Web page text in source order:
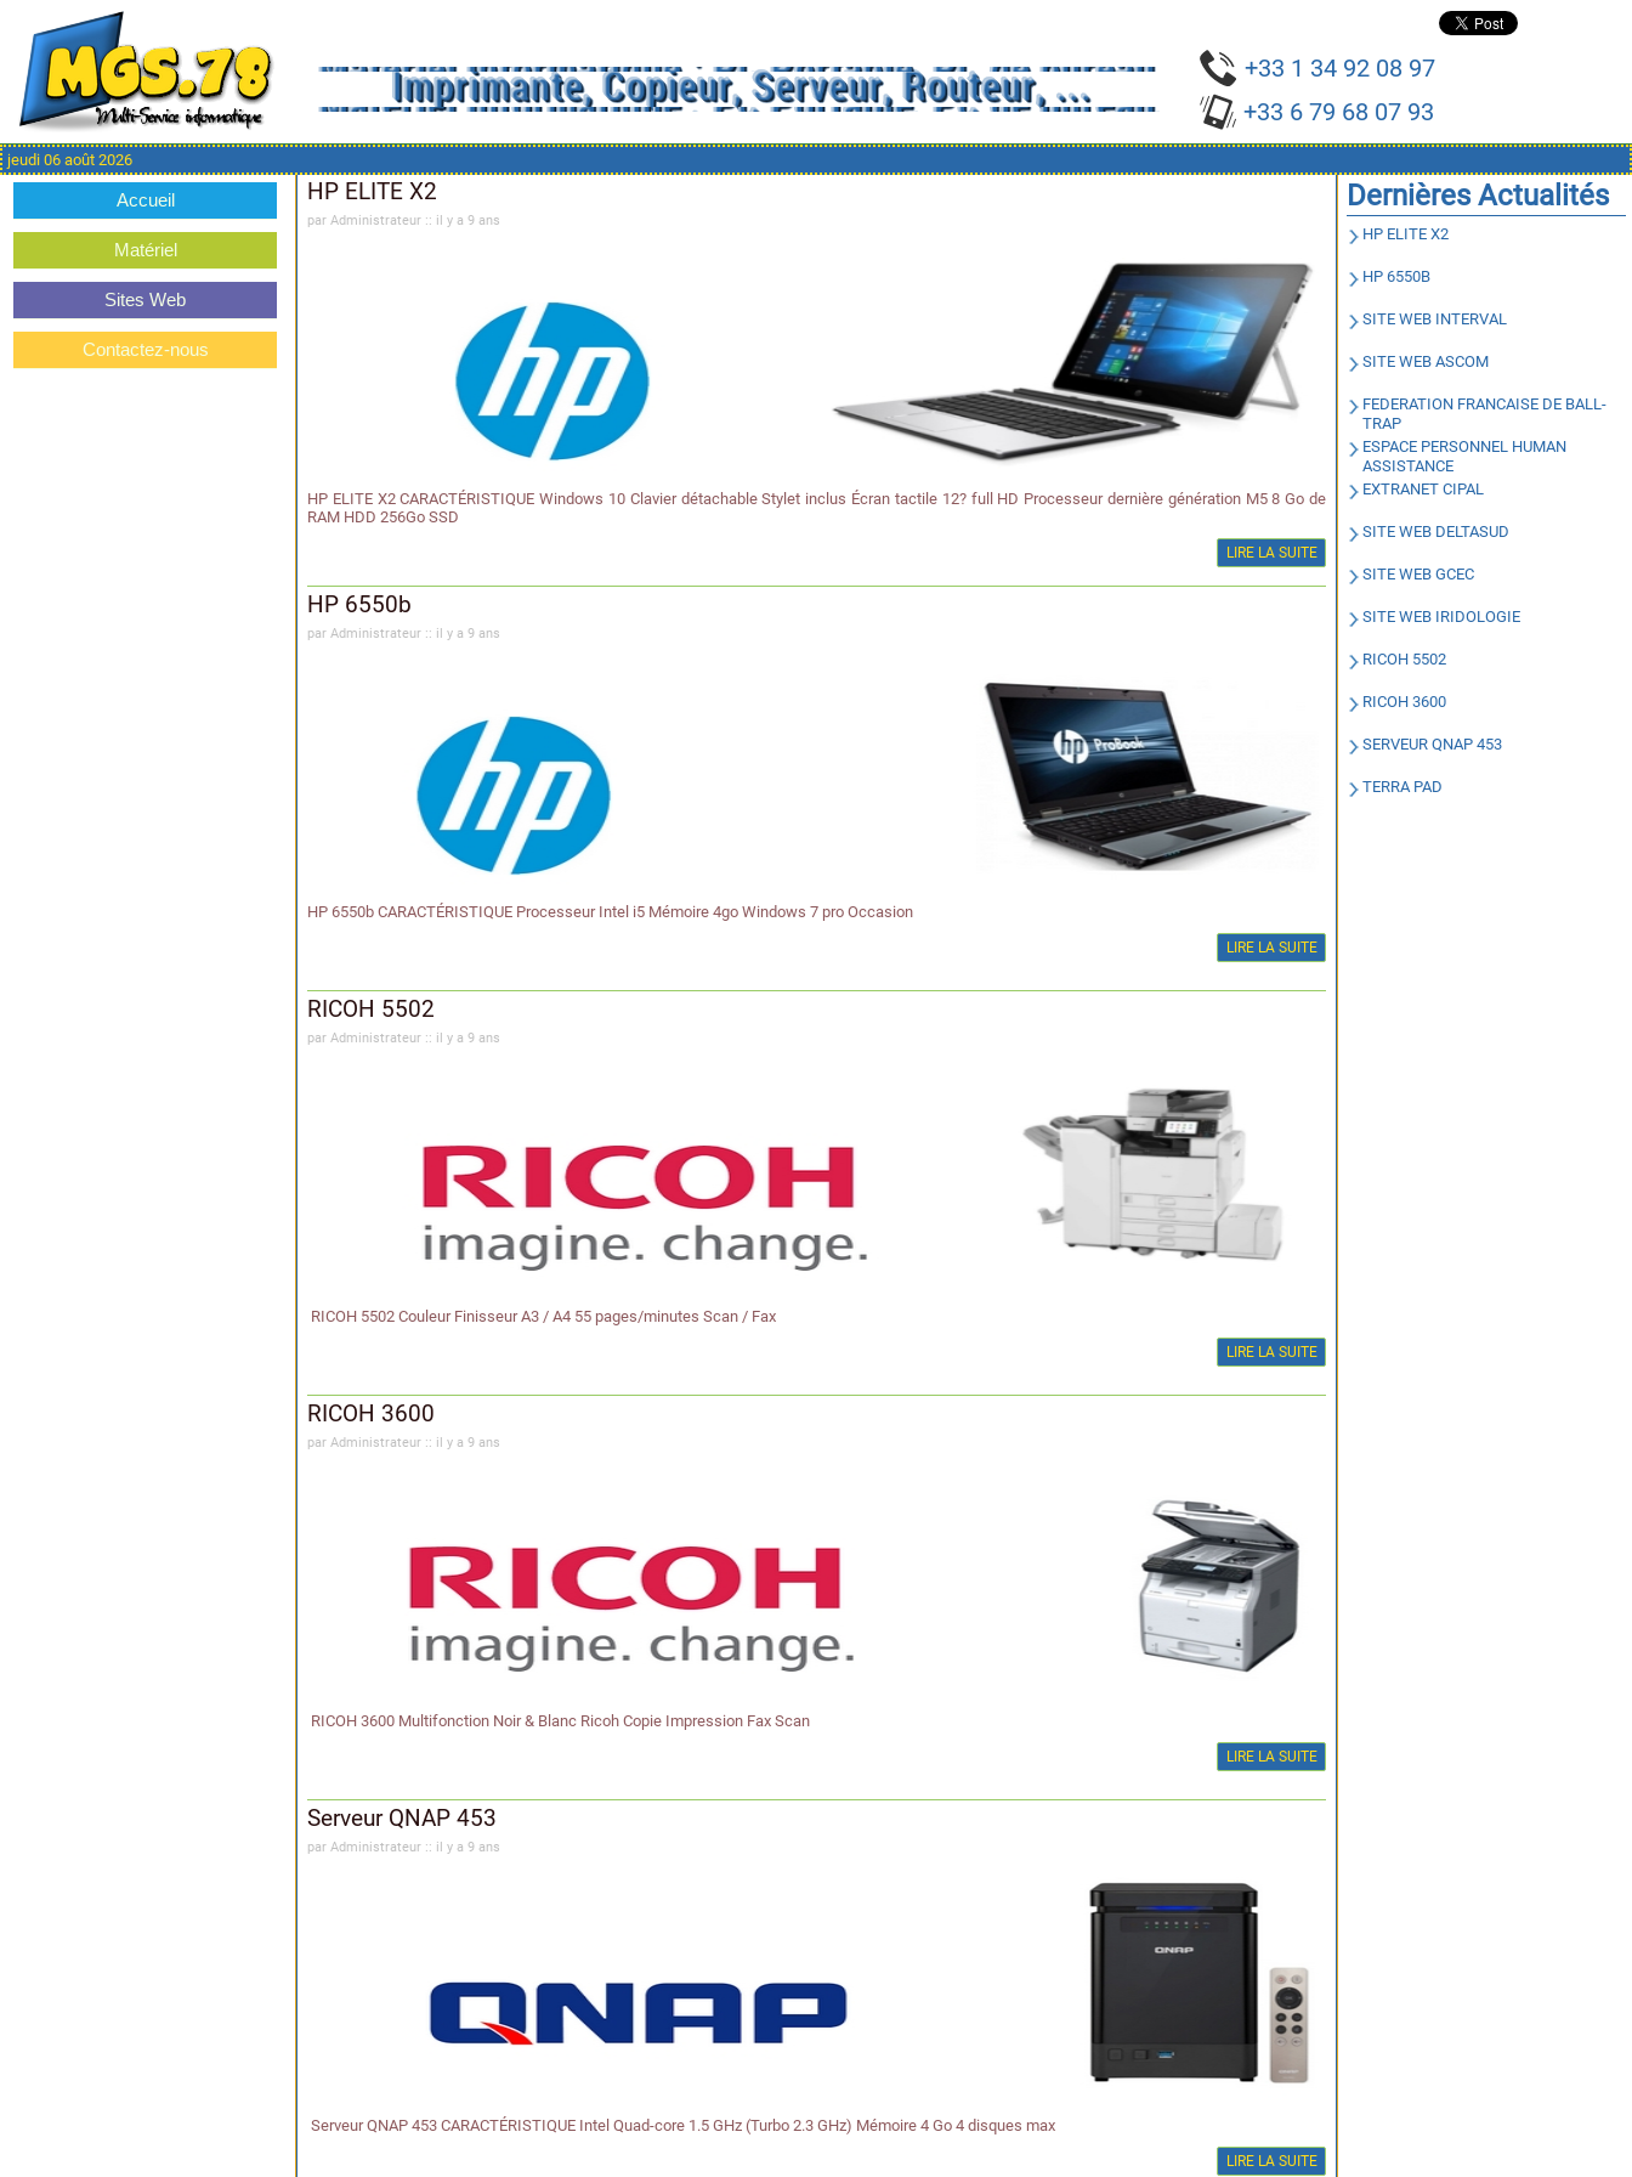
+33 1 34 92 08 97
+33 6 79 68 07 93
jeudi 06 août 2026
Accueil
Matériel
Sites Web
Contactez-nous
HP ELITE X2
par Administrateur :: il y a 9 ans
HP ELITE X2 CARACTÉRISTIQUE Windows 10 Clavier détachable Stylet inclus Écran tactile 12? full HD Processeur dernière génération M5 8 Go de
RAM HDD 256Go SSD
LIRE LA SUITE
HP 6550b
par Administrateur :: il y a 9 ans
HP 6550b CARACTÉRISTIQUE Processeur Intel i5 Mémoire 4go Windows 7 pro Occasion
LIRE LA SUITE
RICOH 5502
par Administrateur :: il y a 9 ans
RICOH 5502 Couleur Finisseur A3 / A4 55 pages/minutes Scan / Fax
LIRE LA SUITE
RICOH 3600
par Administrateur :: il y a 9 ans
RICOH 3600 Multifonction Noir & Blanc Ricoh Copie Impression Fax Scan
LIRE LA SUITE
Serveur QNAP 453
par Administrateur :: il y a 9 ans
Serveur QNAP 453 CARACTÉRISTIQUE Intel Quad-core 1.5 GHz (Turbo 2.3 GHz) Mémoire 4 Go 4 disques max
LIRE LA SUITE
Dernières Actualités
HP ELITE X2
HP 6550B
SITE WEB INTERVAL
SITE WEB ASCOM
FEDERATION FRANCAISE DE BALL-
TRAP
ESPACE PERSONNEL HUMAN
ASSISTANCE
EXTRANET CIPAL
SITE WEB DELTASUD
SITE WEB GCEC
SITE WEB IRIDOLOGIE
RICOH 5502
RICOH 3600
SERVEUR QNAP 453
TERRA PAD